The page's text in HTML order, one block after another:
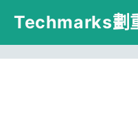
跳
主
Techmarks劃